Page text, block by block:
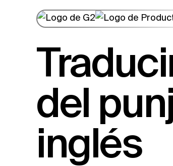
Traducir audio
del
inglés